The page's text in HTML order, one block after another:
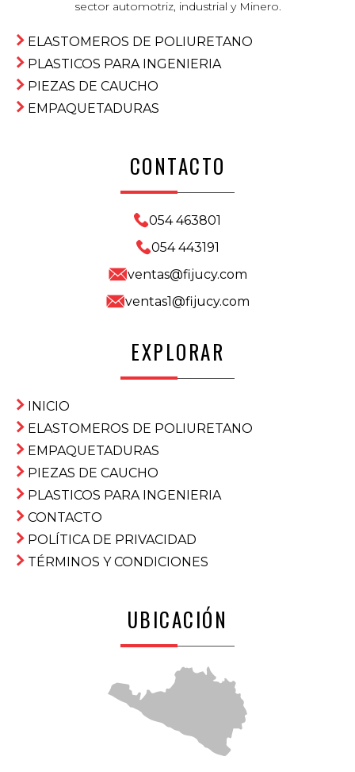
sector automotriz, industrial y Minero.
ELASTOMEROS DE POLIURETANO
PLASTICOS PARA INGENIERIA
PIEZAS DE CAUCHO
EMPAQUETADURAS
CONTACTO
054 463801
054 443191
ventas@fijucy.com
ventas1@fijucy.com
EXPLORAR
INICIO
ELASTOMEROS DE POLIURETANO
EMPAQUETADURAS
PIEZAS DE CAUCHO
PLASTICOS PARA INGENIERIA
CONTACTO
POLÍTICA DE PRIVACIDAD
TÉRMINOS Y CONDICIONES
UBICACIÓN